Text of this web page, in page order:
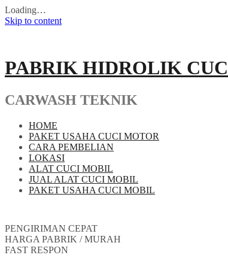
Loading…
Skip to content
PABRIK HIDROLIK
CARWASH TEKNIK
HOME
PAKET USAHA CUCI MOTOR
CARA PEMBELIAN
LOKASI
ALAT CUCI MOBIL
JUAL ALAT CUCI MOBIL
PAKET USAHA CUCI MOBIL
PENGIRIMAN CEPAT
HARGA PABRIK / MURAH
FAST RESPON